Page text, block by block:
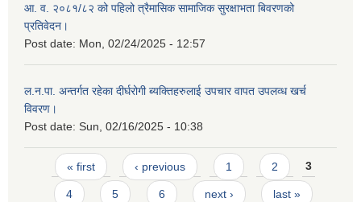
आ. व. २०८१/८२ को पहिलो त्रैमासिक सामाजिक सुरक्षाभता बिवरणको
प्रतिवेदन।
Post date: Mon, 02/24/2025 - 12:57
ल.न.पा. अन्तर्गत रहेका दीर्घरोगी ब्यक्तिहरुलाई उपचार वापत उपलव्ध खर्च
विवरण।
Post date: Sun, 02/16/2025 - 10:38
Pages
« first ‹ previous 1 2 3
4 5 6 next › last »